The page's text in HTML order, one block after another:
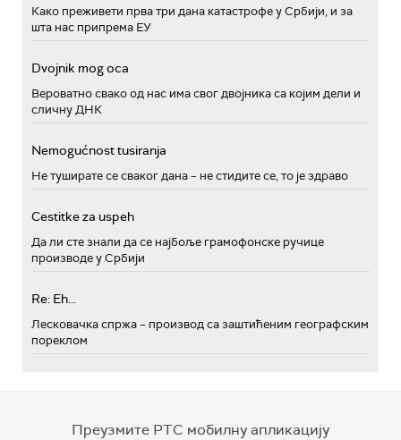
Како преживети прва три дана катастрофе у Србији, и за
шта нас припрема ЕУ
Dvojnik mog oca
Вероватно свако од нас има свог двојника са којим дели и
сличну ДНК
Nemogućnost tusiranja
Не туширате се сваког дана – не стидите се, то је здраво
Cestitke za uspeh
Да ли сте знали да се најбоље грамофонске ручице
производе у Србији
Re: Eh...
Лесковачка спржа – производ са заштићеним географским
пореклом
Преузмите РТС мобилну апликацију